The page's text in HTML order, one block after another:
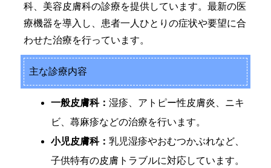
科、美容皮膚科の診療を提供しています。最新の医
療機器を導入し、患者一人ひとりの症状や要望に合
わせた治療を行っています。
主な診療内容
一般皮膚科： 湿疹、アトピー性皮膚炎、ニキ
ビ、蕁麻疹などの治療を行います。
小児皮膚科： 乳児湿疹やおむつかぶれなど、
子供特有の皮膚トラブルに対応しています。